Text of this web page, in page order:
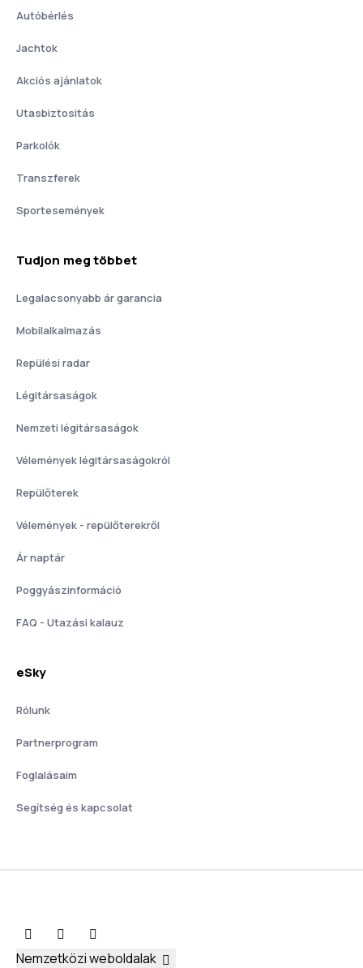
Autóbérlés
Jachtok
Akciós ajánlatok
Utasbiztositás
Parkolók
Transzferek
Sportesemények
Tudjon meg többet
Legalacsonyabb ár garancia
Mobilalkalmazás
Repülési radar
Légitársaságok
Nemzeti légitársaságok
Vélemények légitársaságokról
Repülőterek
Vélemények - repülőterekről
Ár naptár
Poggyászinformáció
FAQ - Utazási kalauz
eSky
Rólunk
Partnerprogram
Foglalásaim
Segítség és kapcsolat
Nemzetközi weboldalak